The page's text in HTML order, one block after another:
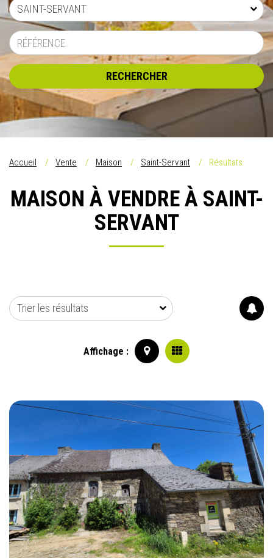
SAINT-SERVANT
RECHERCHER
Accueil Vente Maison Saint-Servant Résultats
MAISON À VENDRE À SAINT-
SERVANT
Trier les résultats
Affichage :